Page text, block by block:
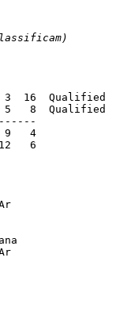
5   8  Qualified
9   4